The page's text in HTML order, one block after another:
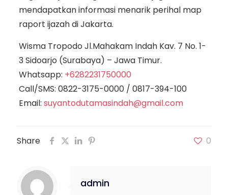
mendapatkan informasi menarik perihal map
raport ijazah di Jakarta.
Wisma Tropodo Jl.Mahakam Indah Kav. 7 No. 1-
3 Sidoarjo (Surabaya) – Jawa Timur.
Whatsapp: +6282231750000
Call/SMS: 0822-3175-0000/ 0817-394-100
Email: suyantodutamasindah@gmail.com
Share 0
admin